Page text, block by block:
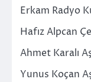
Erkam Radyo
Hafız Alpcan
Ahmet Karalı
Yunus Koçan